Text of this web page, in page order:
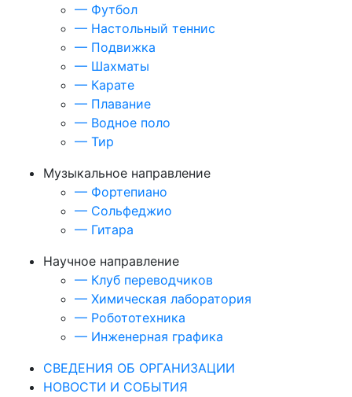
— Футбол
— Настольный теннис
— Подвижка
— Шахматы
— Карате
— Плавание
— Водное поло
— Тир
Музыкальное направление
— Фортепиано
— Сольфеджио
— Гитара
Научное направление
— Клуб переводчиков
— Химическая лаборатория
— Робототехника
— Инженерная графика
СВЕДЕНИЯ ОБ ОРГАНИЗАЦИИ
НОВОСТИ И СОБЫТИЯ